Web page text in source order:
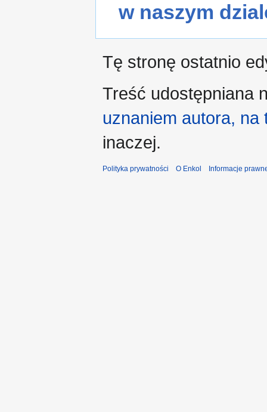
w naszym
Tę stronę ostatnio
Treść udostępniana
uznaniem autora,
inaczej.
Polityka prywatności O Enkol Informacje